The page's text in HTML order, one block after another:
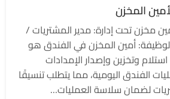
المخزن
مخزن تحت إدارة: مدير المشتريات /
أمين المخزن في الفندق هو
وتخزين وإصدار الإمدادات
الفندق اليومية، مما يتطلب تنسيقًا
لضمان سلاسة العمليات…